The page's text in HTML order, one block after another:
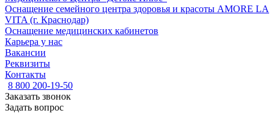
Оснащение семейного центра здоровья и красоты AMORE LA
VITA (г. Краснодар)
Оснащение медицинских кабинетов
Карьера у нас
Вакансии
Реквизиты
Контакты
8 800 200-19-50
Заказать звонок
Задать вопрос